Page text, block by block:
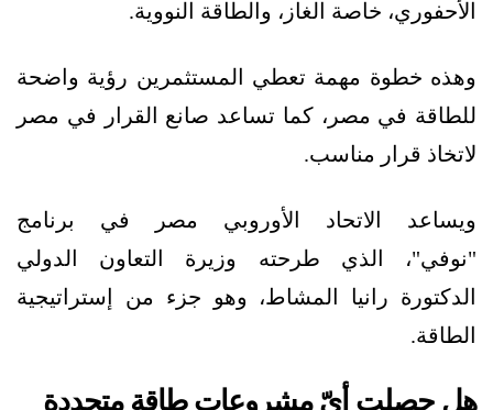
الأحفوري، خاصة الغاز، والطاقة النووية.
وهذه خطوة مهمة تعطي المستثمرين رؤية واضحة
للطاقة في مصر، كما تساعد صانع القرار في مصر
لاتخاذ قرار مناسب.
ويساعد الاتحاد الأوروبي مصر في برنامج
"نوفي"، الذي طرحته وزيرة التعاون الدولي
الدكتورة رانيا المشاط، وهو جزء من إستراتيجية
الطاقة.
هل حصلت أيّ مشروعات طاقة متجددة